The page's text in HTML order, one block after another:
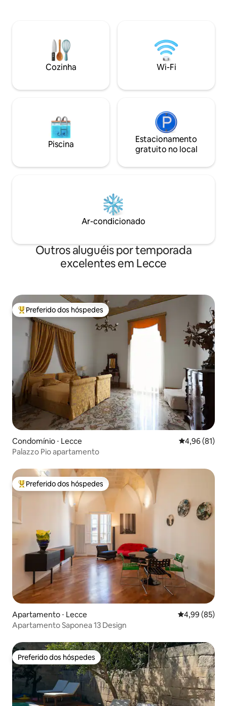
disponível de 1º de maio a 31 de outubro.
Para estadias de 28/30 noites, é
necessária uma taxa de € 150 para
serviços públicos e troca de roupa de
pé do centro
Lecce e
chegar à costa
os quartos têm ar
Cozinha Wi-Fi
Piscina
Estacionamento
gratuito no local
Ar-condicionado
Outros aluguéis por temporada
excelentes em Lecce
Entre os melhores preferidos dos hóspedes
Preferido dos hóspedes
Condomínio ⋅ Lecce 4,96 de uma
4,96 (81)
Palazzo Pio apartamento
Entre os melhores preferidos dos hóspedes
Preferido dos hóspedes
Apartamento ⋅ Lecce 4,99 de uma
4,99 (85)
Apartamento Saponea 13 Design
Preferido dos hóspedes
Preferido dos hóspedes